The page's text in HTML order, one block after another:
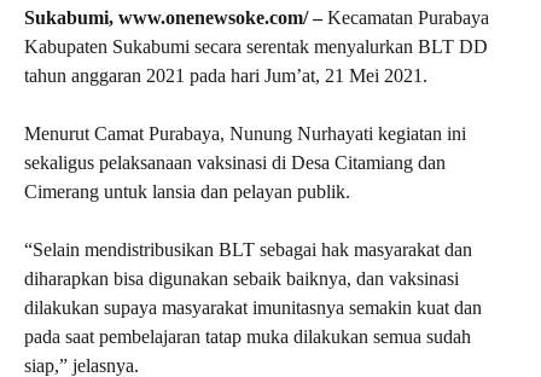
Sukabumi, www.onenewsoke.com/ –Kecamatan Purabaya
Kabupaten Sukabumi secara serentak menyalurkan BLT DD
tahun anggaran 2021 pada hari Jum’at, 21 Mei 2021.
Menurut Camat Purabaya, Nunung Nurhayati kegiatan ini
sekaligus pelaksanaan vaksinasi di Desa Citamiang dan
Cimerang untuk lansia dan pelayan publik.
“Selain mendistribusikan BLT sebagai hak masyarakat dan
diharapkan bisa digunakan sebaik baiknya, dan vaksinasi
dilakukan supaya masyarakat imunitasnya semakin kuat dan
pada saat pembelajaran tatap muka dilakukan semua sudah
siap,” jelasnya.